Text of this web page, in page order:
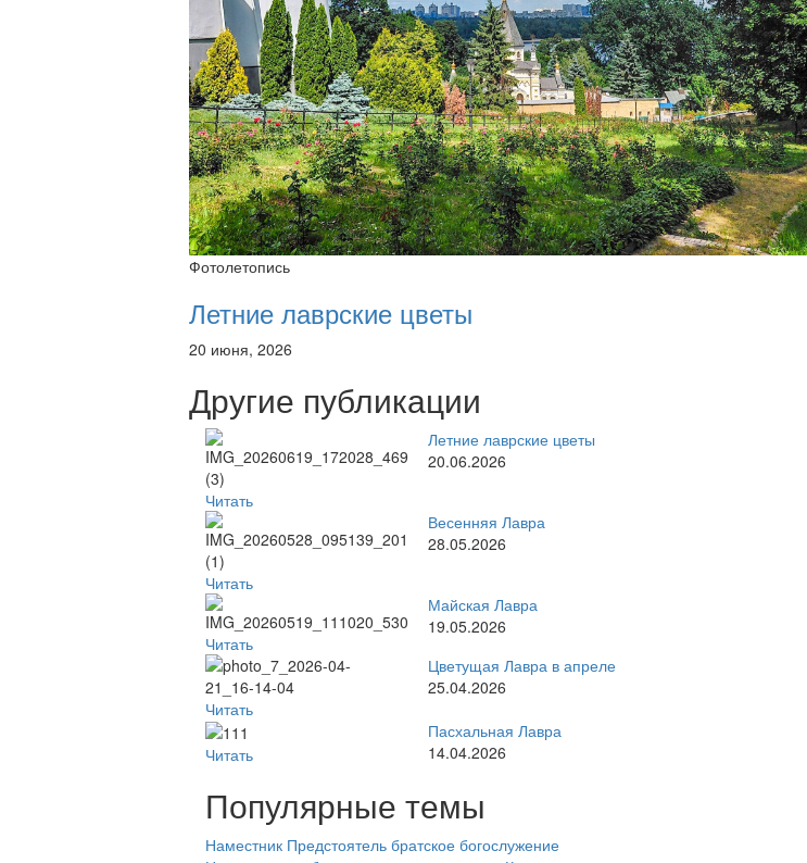
Фотолетопись
Летние лаврские цветы
20 июня, 2026
Другие публикации
Читать
Летние лаврские цветы
20.06.2026
Читать
Весенняя Лавра
28.05.2026
Читать
Майская Лавра
19.05.2026
Читать
Цветущая Лавра в апреле
25.04.2026
Читать
Пасхальная Лавра
14.04.2026
Популярные темы
Наместник Предстоятель братское богослужение